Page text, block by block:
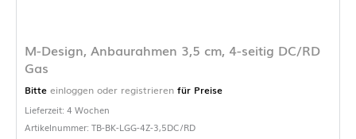
M-Design, Anbaurahmen 3,5 cm, 4-seitig DC/RD
Gas
Bitte einloggen oder registrieren für Preise
Lieferzeit: 4 Wochen
Artikelnummer: TB-BK-LGG-4Z-3,5DC/RD